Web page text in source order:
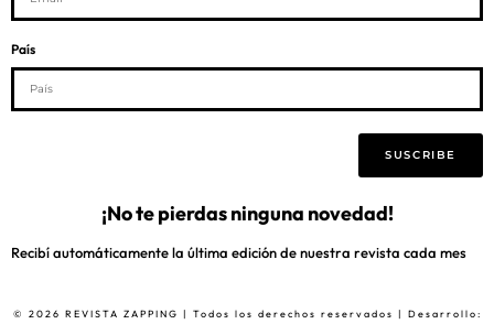
País
SUSCRIBE
¡No te pierdas ninguna novedad!
Recibí automáticamente la última edición de nuestra revista cada mes
© 2026 REVISTA ZAPPING | Todos los derechos reservados | Desarrollo: